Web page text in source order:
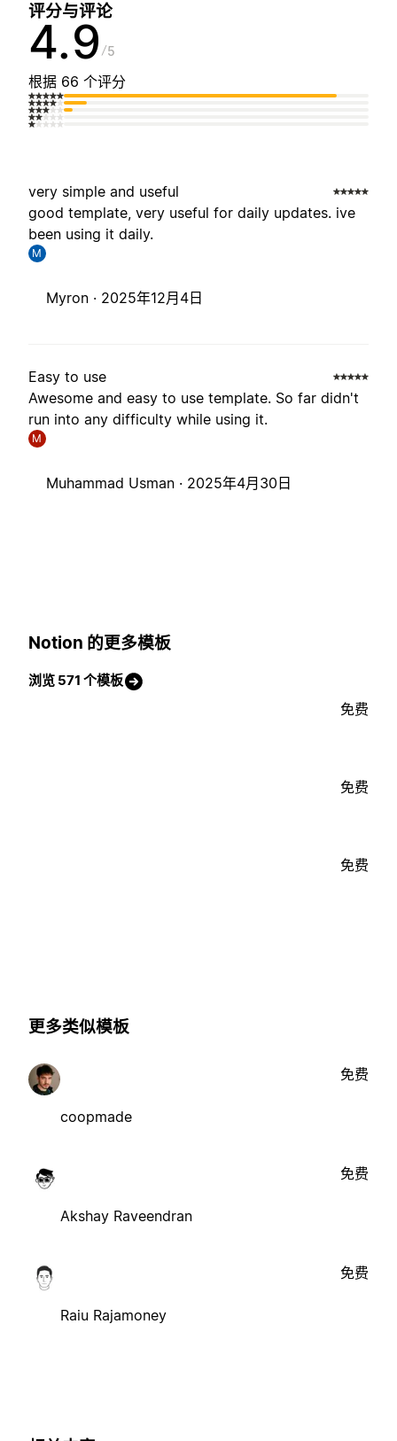
评分与评论
4.9 5
根据 66 个评分
very simple and useful
good template, very useful for daily updates. ive
been using it daily.
M
Myron · 2025年12月4日
Easy to use
Awesome and easy to use template. So far didn't
run into any difficulty while using it.
M
Muhammad Usman · 2025年4月30日
Notion 的更多模板
浏览 571 个模板
免费
免费
免费
更多类似模板
coopmade
免费
Akshay Raveendran
免费
Raiu Rajamoney
免费